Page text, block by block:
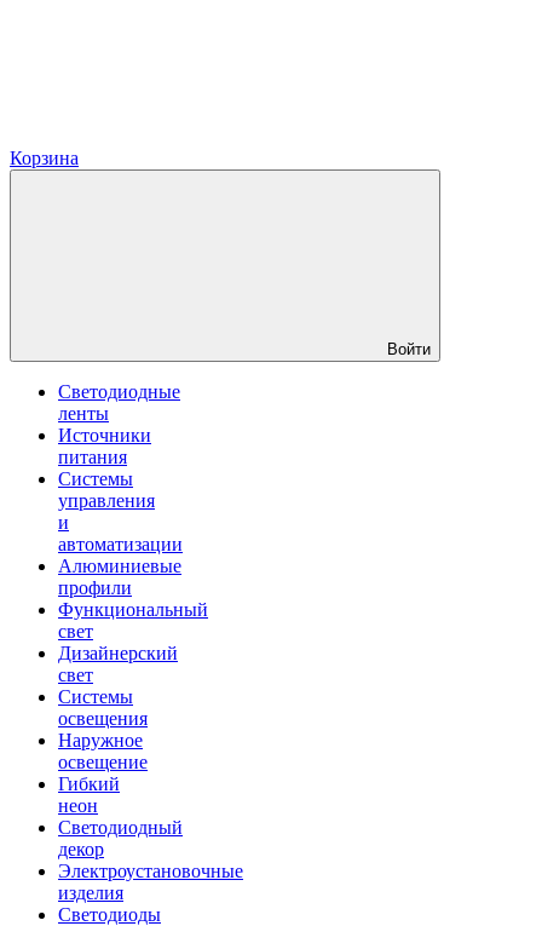
Корзина
Войти
Светодиодные
ленты
Источники
питания
Системы
управления
и
автоматизации
Алюминиевые
профили
Функциональный
свет
Дизайнерский
свет
Системы
освещения
Наружное
освещение
Гибкий
неон
Светодиодный
декор
Электроустановочные
изделия
Светодиоды